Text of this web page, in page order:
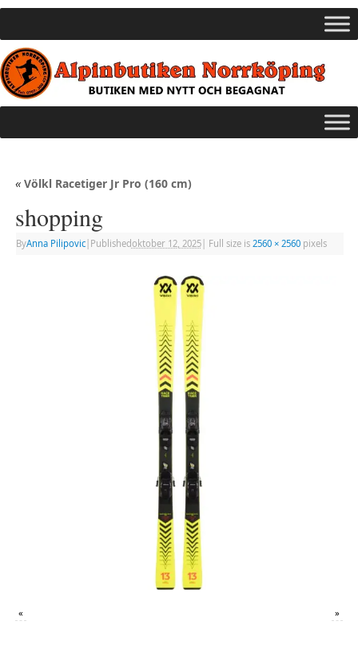
«Völkl Racetiger Jr Pro (160 cm)
shopping
ByAnna Pilipovic| Publishedoktober 12, 2025| Full size is 2560 × 2560pixels
« »